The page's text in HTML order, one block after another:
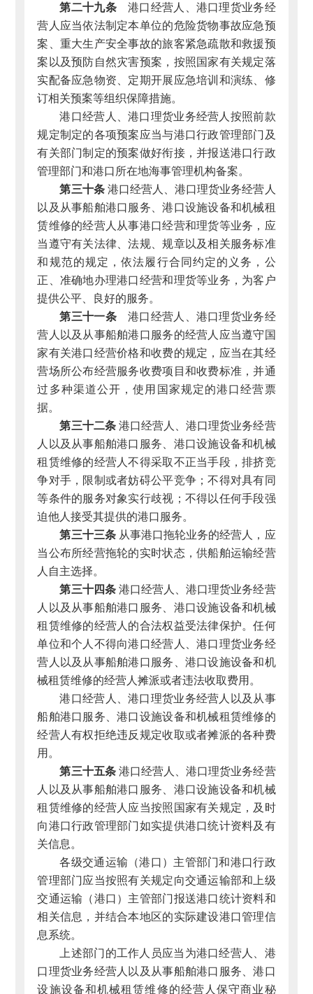
第二十九条港口经营人、港口理货业务经
营人应当依法制定本单位的危险货物事故应急预
案、重大生产安全事故的旅客紧急疏散和救援预
案以及预防自然灾害预案，按照国家有关规定落
实配备应急物资、定期开展应急培训和演练、修
订相关预案等组织保障措施。
港口经营人、港口理货业务经营人按照前款
规定制定的各项预案应当与港口行政管理部门及
有关部门制定的预案做好衔接，并报送港口行政
管理部门和港口所在地海事管理机构备案。
第三十条港口经营人、港口理货业务经营人
以及从事船舶港口服务、港口设施设备和机械租
赁维修的经营人从事港口经营和理货等业务，应
当遵守有关法律、法规、规章以及相关服务标准
和规范的规定，依法履行合同约定的义务，公
正、准确地办理港口经营和理货等业务，为客户
提供公平、良好的服务。
第三十一条港口经营人、港口理货业务经
营人以及从事船舶港口服务的经营人应当遵守国
家有关港口经营价格和收费的规定，应当在其经
营场所公布经营服务收费项目和收费标准，并通
过多种渠道公开，使用国家规定的港口经营票
据。
第三十二条港口经营人、港口理货业务经营
人以及从事船舶港口服务、港口设施设备和机械
租赁维修的经营人不得采取不正当手段，排挤竞
争对手，限制或者妨碍公平竞争；不得对具有同
等条件的服务对象实行歧视；不得以任何手段强
迫他人接受其提供的港口服务。
第三十三条从事港口拖轮业务的经营人，应
当公布所经营拖轮的实时状态，供船舶运输经营
人自主选择。
第三十四条港口经营人、港口理货业务经营
人以及从事船舶港口服务、港口设施设备和机械
租赁维修的经营人的合法权益受法律保护。任何
单位和个人不得向港口经营人、港口理货业务经
营人以及从事船舶港口服务、港口设施设备和机
械租赁维修的经营人摊派或者违法收取费用。
港口经营人、港口理货业务经营人以及从事
船舶港口服务、港口设施设备和机械租赁维修的
经营人有权拒绝违反规定收取或者摊派的各种费
用。
第三十五条港口经营人、港口理货业务经营
人以及从事船舶港口服务、港口设施设备和机械
租赁维修的经营人应当按照国家有关规定，及时
向港口行政管理部门如实提供港口统计资料及有
关信息。
各级交通运输（港口）主管部门和港口行政
管理部门应当按照有关规定向交通运输部和上级
交通运输（港口）主管部门报送港口统计资料和
相关信息，并结合本地区的实际建设港口管理信
息系统。
上述部门的工作人员应当为港口经营人、港
口理货业务经营人以及从事船舶港口服务、港口
设施设备和机械租赁维修的经营人保守商业秘